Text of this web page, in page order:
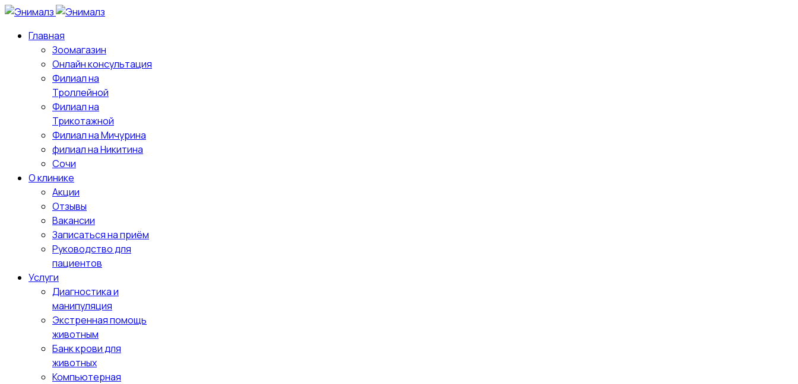
Главная
Зоомагазин
Онлайн консультация
Филиал на
Троллейной
Филиал на
Трикотажной
Филиал на Мичурина
филиал на Никитина
Сочи
О клинике
Акции
Отзывы
Вакансии
Записаться на приём
Руководство для
пациентов
Услуги
Диагностика и
манипуляция
Экстренная помощь
животным
Банк крови для
животных
Компьютерная